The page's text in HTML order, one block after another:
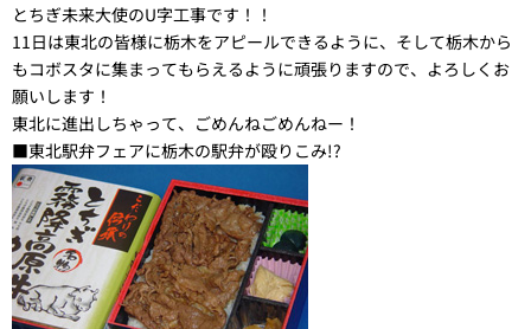
とちぎ未来大使のU字工事です！！
11日は東北の皆様に栃木をアピールできるように、そして栃木から
もコボスタに集まってもらえるように頑張りますので、よろしくお
願いします！
東北に進出しちゃって、ごめんねごめんねー！
■東北駅弁フェアに栃木の駅弁が殴りこみ!?